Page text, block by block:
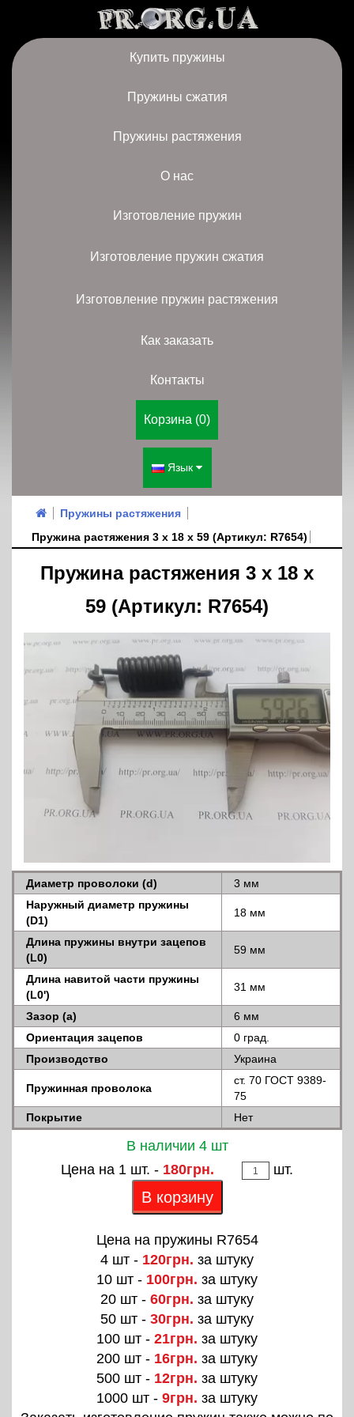
Купить пружины
Пружины сжатия
Пружины растяжения
О нас
Изготовление пружин
Изготовление пружин сжатия
Изготовление пружин растяжения
Как заказать
Контакты
Корзина (0)
Язык
Пружины растяжения
Пружина растяжения 3 х 18 х 59 (Артикул: R7654)
Пружина растяжения 3 х 18 х
59 (Артикул: R7654)
Диаметр проволоки (d)
3 мм
Наружный диаметр пружины
(D1)
18 мм
Длина пружины внутри зацепов
(L0)
59 мм
Длина навитой части пружины
(L0')
31 мм
Зазор (a)
6 мм
Ориентация зацепов
0 град.
Производство
Украина
Пружинная проволока
ст. 70 ГОСТ 9389-
75
Покрытие
Нет
В наличии 4 шт
Цена на 1 шт. - 180грн. шт.
В корзину
Цена на пружины R7654
4 шт - 120грн. за штуку
10 шт - 100грн. за штуку
20 шт - 60грн. за штуку
50 шт - 30грн. за штуку
100 шт - 21грн. за штуку
200 шт - 16грн. за штуку
500 шт - 12грн. за штуку
1000 шт - 9грн. за штуку